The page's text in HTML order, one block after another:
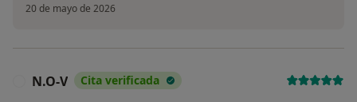
20 de mayo de 2026
N.O-V Cita verificada